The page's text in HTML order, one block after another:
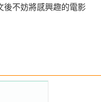
後不妨將感興趣的電影